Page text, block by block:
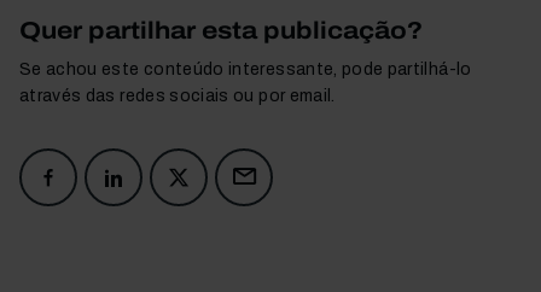
Quer partilhar esta publicação?
Se achou este conteúdo interessante, pode partilhá-lo
através das redes sociais ou por email.